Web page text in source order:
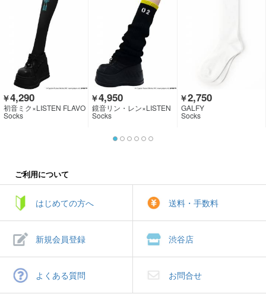
￥4,290
初音ミク×LISTEN FLAVO
R
Socks
￥4,950
鏡音リン・レン×LISTEN
FLAVOR
Socks
￥2,750
GALFY
Socks
ご利用について
はじめての方へ 送料・手数料
新規会員登録 渋谷店
よくある質問 お問合せ